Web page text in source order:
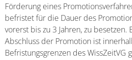
Förderung eines
befristet für die Dauer des
vorerst bis zu 3 Jahren, zu besetzen.
Abschluss der Promotion ist
Befristungsgrenzen des WissZeitVG